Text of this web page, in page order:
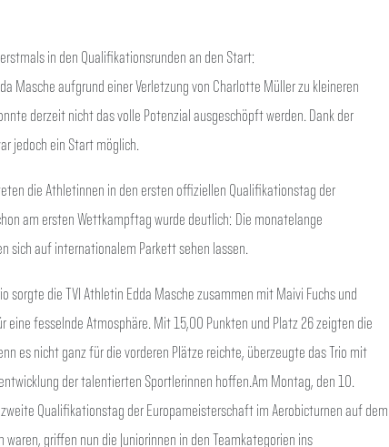
in den Qualifikationsrunden an den Start:
Masche aufgrund einer Verletzung von Charlotte Müller zu kleineren
derzeit nicht das volle Potenzial ausgeschöpft werden. Dank der
jedoch ein Start möglich.
die Athletinnen in den ersten offiziellen Qualifikationstag der
am ersten Wettkampftag wurde deutlich: Die monatelange
sich auf internationalem Parkett sehen lassen.
die TVI Athletin Edda Masche zusammen mit Maivi Fuchs und
eine fesselnde Atmosphäre. Mit 15,00 Punkten und Platz 26 zeigten die
es nicht ganz für die vorderen Plätze reichte, überzeugte das Trio mit
der talentierten Sportlerinnen hoffen.Am Montag, den 10.
Qualifikationstag der Europameisterschaft im Aerobicturnen auf dem
griffen nun die Juniorinnen in den Teamkategorien ins